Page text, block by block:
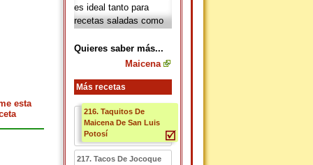
es ideal tanto para
recetas saladas como
puede utilizarse como
harina para hacer pan,
bases de pizza o como
preparar sopas,
chocolate caliente o
helados.
Quieres saber más...
Maicena
Más recetas
216. Taquitos De
Maicena De San Luis
Potosí
217. Tacos De Jocoque
esta